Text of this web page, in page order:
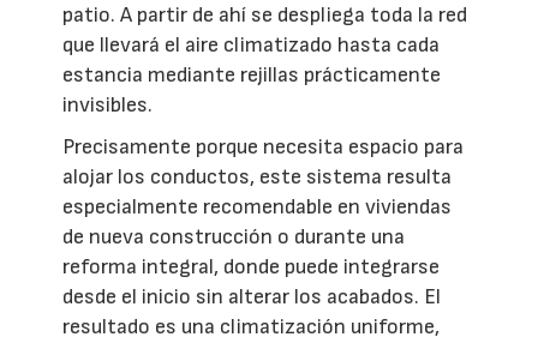
patio. A partir de ahí se despliega toda la red
que llevará el aire climatizado hasta cada
estancia mediante rejillas prácticamente
invisibles.
Precisamente porque necesita espacio para
alojar los conductos, este sistema resulta
especialmente recomendable en viviendas
de nueva construcción o durante una
reforma integral, donde puede integrarse
desde el inicio sin alterar los acabados. El
resultado es una climatización uniforme,